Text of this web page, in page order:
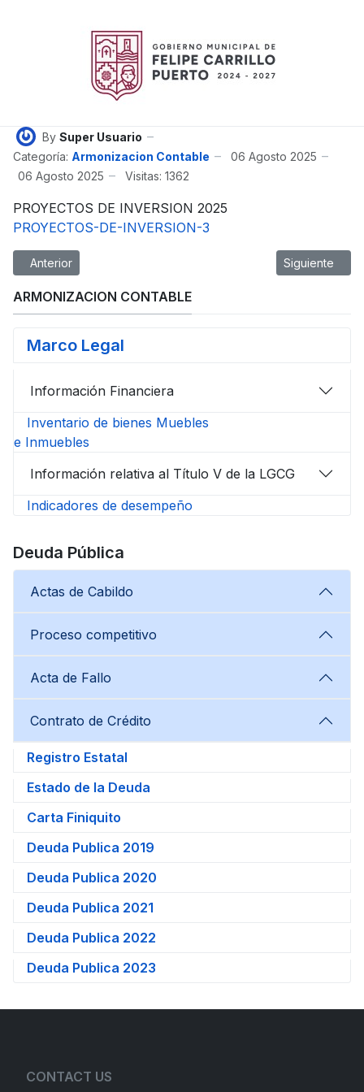
By Super Usuario
Categoría: Armonizacion Contable
06 Agosto 2025
06 Agosto 2025
Visitas: 1362
PROYECTOS DE INVERSION 2025
PROYECTOS-DE-INVERSION-3
Artículo anterior: Información relativa al titulo V de la LGCG
Anterior Artículo
Siguiente
ARMONIZACION CONTABLE
Marco Legal
Información Financiera
Inventario de bienes Muebles
e Inmuebles
Información relativa al Título V de la LGCG
Indicadores de desempeño
Deuda Pública
Actas de Cabildo
Proceso competitivo
Acta de Fallo
Contrato de Crédito
Registro Estatal
Estado de la Deuda
Carta Finiquito
Deuda Publica 2019
Deuda Publica 2020
Deuda Publica 2021
Deuda Publica 2022
Deuda Publica 2023
CONTACT US